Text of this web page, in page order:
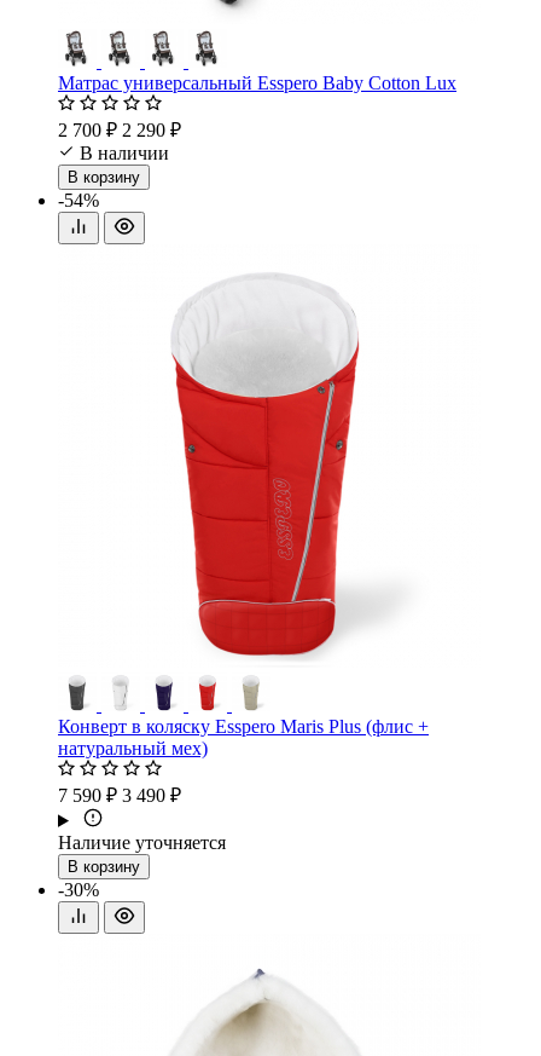
Матрас универсальный Esspero Baby Cotton Lux
2 700 ₽ 2 290 ₽
В наличии
В корзину
-54%
Конверт в коляску Esspero Maris Plus (флис +
натуральный мех)
7 590 ₽ 3 490 ₽
Наличие уточняется
В корзину
-30%